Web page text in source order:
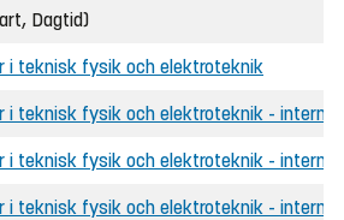
Dagtid)
i teknisk fysik och elektroteknik
i teknisk fysik och elektroteknik -
i teknisk fysik och elektroteknik -
i teknisk fysik och elektroteknik -